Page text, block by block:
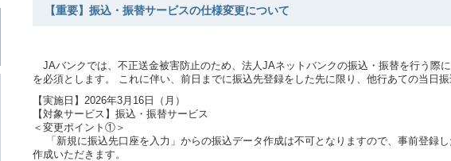
【重要】振込・振替サービスの仕様変更について
JAバンクでは、不正送金被害防止のため、法人JAネットバンクの振込・振替を行う際
を必須とします。 これに伴い、前日までに振込先登録をした先に限り、他行あての当日振
【実施日】2026年3月16日（月）
【対象サービス】振込・振替サービス
＜変更ポイント①＞
「新規に振込先口座を入力」からの振込データ作成は不可となりますので、事前登録
作成いただきます。